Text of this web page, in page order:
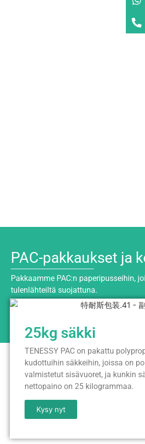
PAC-pakkaukset ja
Pakkaamme PAC:n paperipusseihin,
tulenlähteiltä suojattuna.
25kg säkki
TENESSY PAC on pakattu
kudottuihin säkkeihin, joissa on
valmistetut sisävuoret, ja kunkin
nettopaino on 25 kilogrammaa.
Kysy nyt